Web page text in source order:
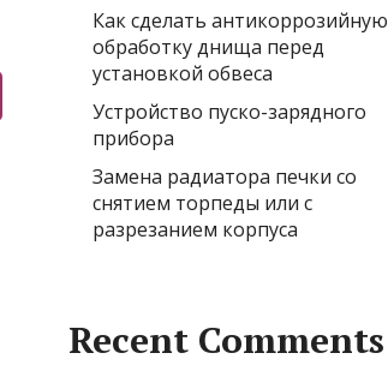
Как сделать антикоррозийную
обработку днища перед
установкой обвеса
Устройство пуско-зарядного
прибора
Замена радиатора печки со
снятием торпеды или с
разрезанием корпуса
Recent Comments